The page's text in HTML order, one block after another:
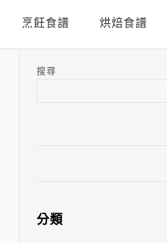
烹飪食譜 烘焙食譜
搜尋
分類